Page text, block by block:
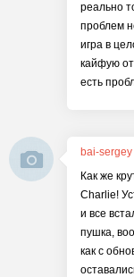
реально
проблем
игра в
кайфую от
есть
bai-sergey
Как же
Charlie!
и все
пушка,
как с